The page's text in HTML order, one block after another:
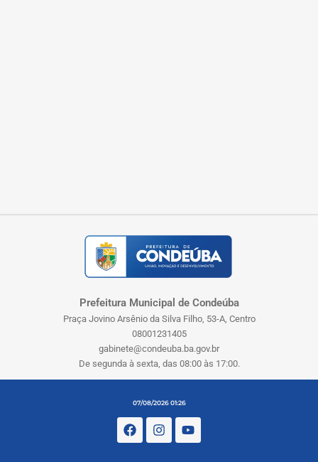
Prefeitura Municipal de Condeúba
Praça Jovino Arsênio da Silva Filho, 53-A, Centro
08001231405
gabinete@condeuba.ba.gov.br
De segunda à sexta, das 08:00 às 17:00.
07/08/2026 01:26